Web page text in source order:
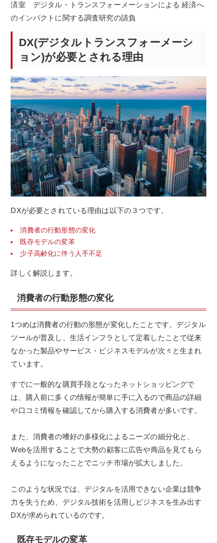
済室 デジタル・トランスフォーメーションによる 経済へ
のインパクトに関する調査研究の請負
DX(デジタルトランスフォーメーシ
ョン)が必要とされる理由
DXが必要とされている理由は以下の３つです。
消費者の行動形態の変化
既存モデルの変革
少子高齢化に伴う人手不足
詳しく解説します。
消費者の行動形態の変化
1つめは消費者の行動の形態が変化したことです。デジタル
ツールが普及し、生活インフラとして定着したことで従来
なかった製品やサービス・ビジネスモデルが次々と生まれ
ています。
すでに一般的な購買手段となったネットショッピングで
は、購入前に多くの情報が簡単に手に入るので商品の詳細
や口コミ情報を確認してから購入する消費者が多いです。
また、消費者の嗜好の多様化によるニーズの細分化と、
Webを活用することで大勢の顧客に広告や商品を見てもら
えるようになったことでニッチ市場が拡大しました。
このような状況では、デジタルを活用できない企業は競争
力を失うため、デジタル技術を活用しビジネスを生み出す
DXが求められているのです。
既存モデルの変革